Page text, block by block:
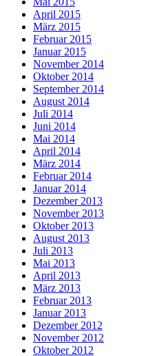
April 2015
März 2015
Februar 2015
Januar 2015
November 2014
Oktober 2014
September 2014
August 2014
Juli 2014
Juni 2014
Mai 2014
April 2014
März 2014
Februar 2014
Januar 2014
Dezember 2013
November 2013
Oktober 2013
August 2013
Juli 2013
Mai 2013
April 2013
März 2013
Februar 2013
Januar 2013
Dezember 2012
November 2012
Oktober 2012